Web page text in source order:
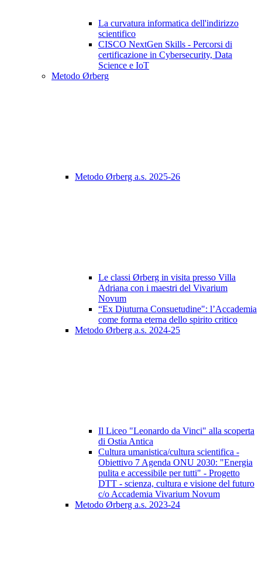
La curvatura informatica dell'indirizzo
scientifico
CISCO NextGen Skills - Percorsi di
certificazione in Cybersecurity, Data
Science e IoT
Metodo Ørberg
Metodo Ørberg a.s. 2025-26
Le classi Ørberg in visita presso Villa
Adriana con i maestri del Vivarium
Novum
“Ex Diuturna Consuetudine": l’Accademia
come forma eterna dello spirito critico
Metodo Ørberg a.s. 2024-25
Il Liceo "Leonardo da Vinci" alla scoperta
di Ostia Antica
Cultura umanistica/cultura scientifica -
Obiettivo 7 Agenda ONU 2030: "Energia
pulita e accessibile per tutti" - Progetto
DTT - scienza, cultura e visione del futuro
c/o Accademia Vivarium Novum
Metodo Ørberg a.s. 2023-24